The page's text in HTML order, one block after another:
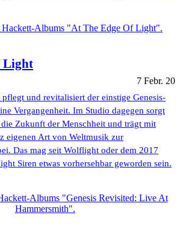
Light
7 Febr. 20
und revitalisiert der einstige Genesis-
Vergangenheit. Im Studio dagegen sorgt
Zukunft der Menschheit und trägt mit
eigenen Art von Weltmusik zur
Das mag seit Wolflight oder dem 2017
Siren etwas vorhersehbar geworden sein.